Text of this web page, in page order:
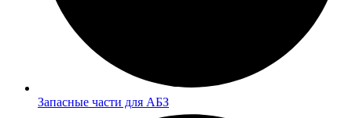
Запасные части для АБЗ